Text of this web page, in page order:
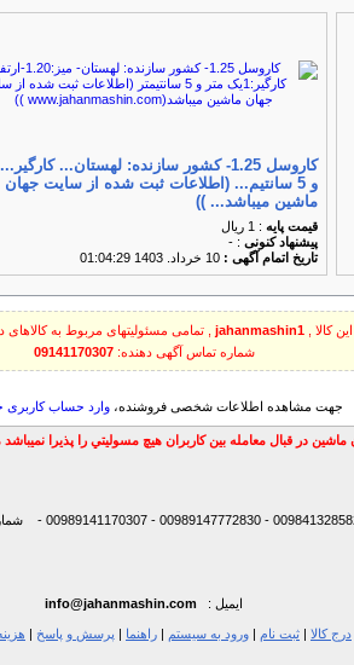
کاروسل 1.25- کشور سازنده: لهستان...
و 5 سانتیم... (اطلاعات ثبت شده از سایت جهان
ماشین میباشد... ))
قیمت پایه : 1 ریال
پیشنهاد كنونی : -
تاریخ اتمام آگهی :
کالا , jahanmashin1
, تمامی مسئولیتهای مربوط به کالاهای
شماره تماس آگهی دهنده:09141170307
جهت مشاهده اطلاعات شخصی فروشنده،وارد حساب کاربری
در قبال معامله بين كاربران هيچ مسوليتي را پذيرا
شماره
ایمیل : info@jahanmashin.com
درج کالا | ثبت نام | ورود به سیستم | راهنما | پرسش و پاسخ |